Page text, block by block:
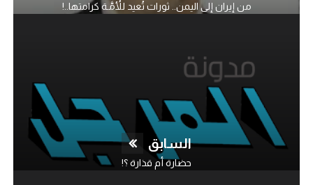
من إيران إلى اليمن.. ثورات تُعيد للأُمَّـة كرامتها..!
السابق
حضارة أم قذارة ؟!